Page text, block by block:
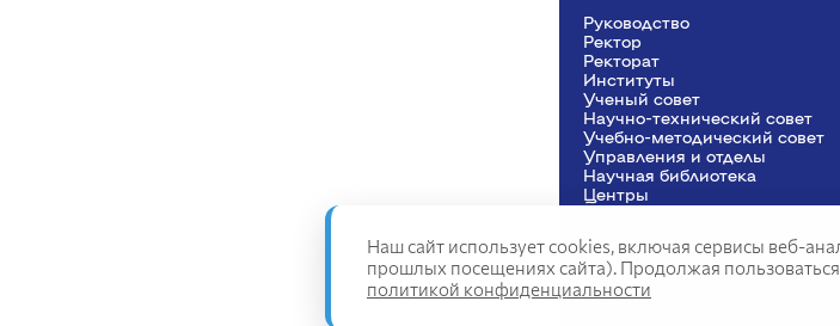
Руководство
Ректор
Рeкторат
Институты
Ученый совет
Научно-технический совет
Учебно-методический совет
Управления и отделы
Научная библиотека
Центры
Наш сайт использует cookies, включая сервисы веб-
прошлых посещениях сайта). Продолжая
политикой конфиденциальности